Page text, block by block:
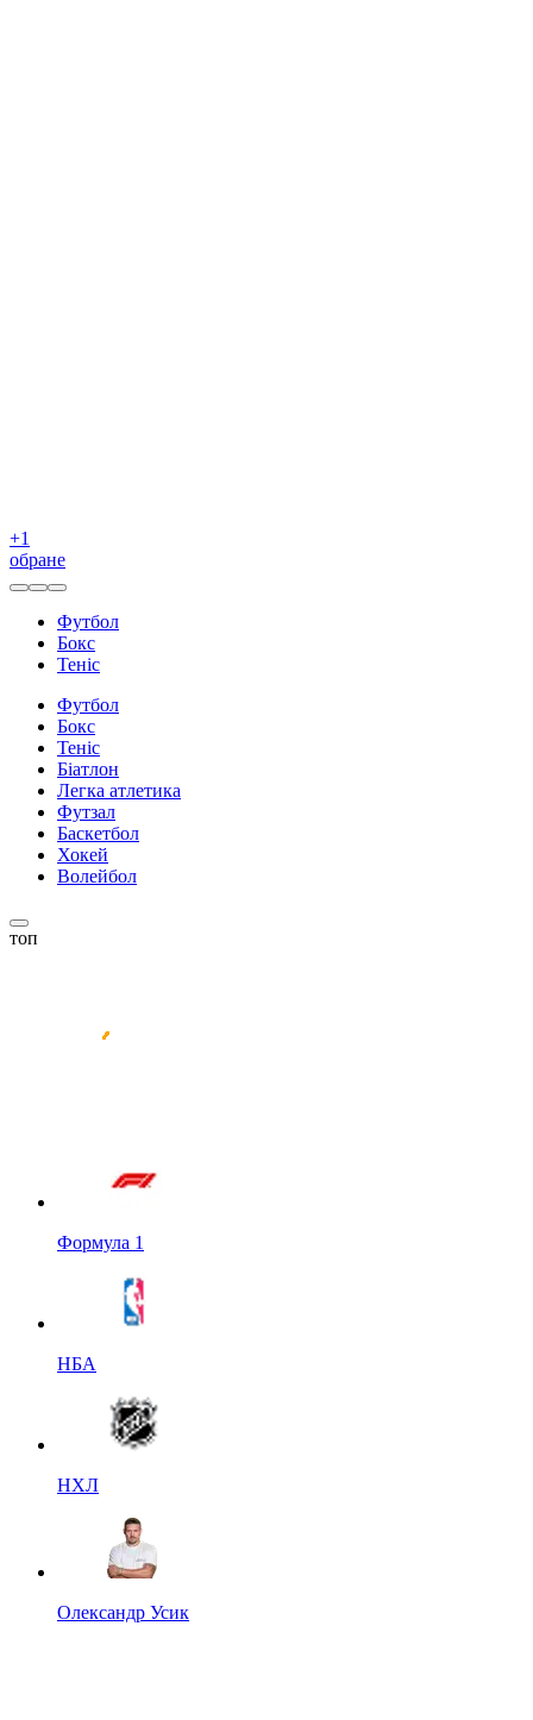
+1
обране
Футбол
Бокс
Теніс
Футбол
Бокс
Теніс
Біатлон
Легка атлетика
Футзал
Баскетбол
Хокей
Волейбол
топ
Формула 1
НБА
НХЛ
Олександр Усик